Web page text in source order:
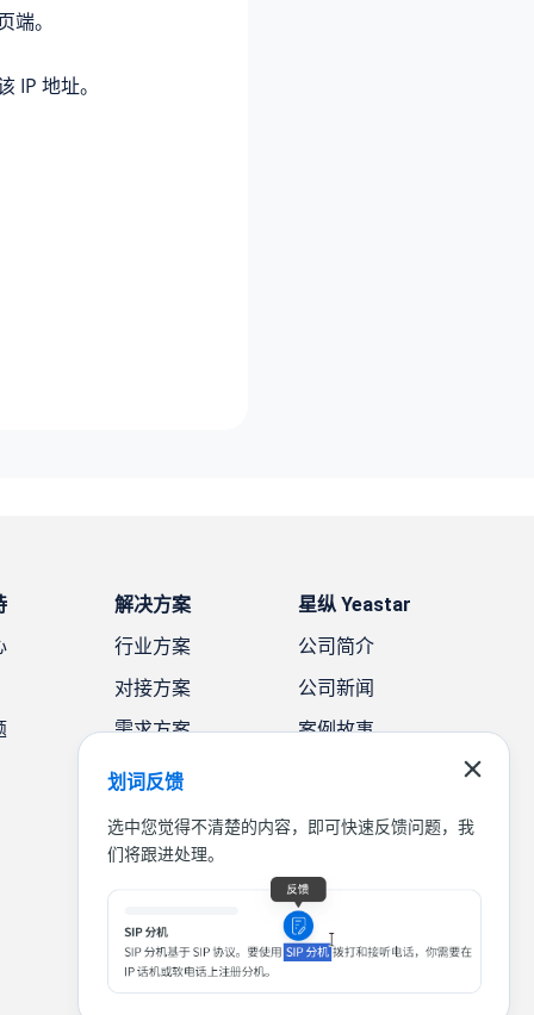
。
IP 地址。
划词反馈
选中您觉得不清楚的内容，即可快速反馈问题，我
们将跟进处理。
解决方案
行业方案
对接方案
需求方案
星纵 Yeastar
公司简介
公司新闻
案例故事
联系我们 | 免责声明